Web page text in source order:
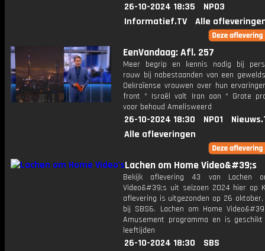
26-10-2024 18:35
NPO3
Informatief.TV
Alle
EenVandaag: Afl. 257
Meer begrip en kennis nodig bij
rouw bij nabestaanden van een
Oekraïense vrouwen over hun
front * Israël valt Iran aan * Grote
voor behoud Amelisweerd
26-10-2024 18:30 NPO1
Alle afleveringen
Lachen om Home Video&#39;s
Bekijk aflevering 43 van Lachen
Video&#39;s uit seizoen 2024 hier op
aflevering is uitgezonden op 26 oktober,
bij SBS6. Lachen om Home
Amusement programma en is
leeftijden
26-10-2024 18:30
SBS